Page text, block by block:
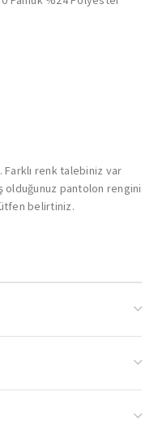
renk talebiniz var
olduğunuz pantolon rengini
belirtiniz.